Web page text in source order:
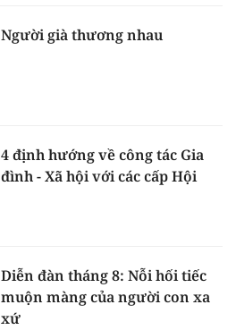
Người già thương nhau
4 định hướng về công tác Gia
đình - Xã hội với các cấp Hội
Diễn đàn tháng 8: Nỗi hối tiếc
muộn màng của người con xa
xứ